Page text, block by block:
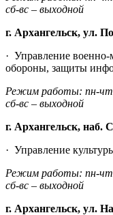
сб-вс – выходной
г. Архангельск, ул.
· Управление
обороны, защиты
Режим работы: пн-чт
сб-вс – выходной
г. Архангельск, наб.
· Управление
Режим работы: пн-чт
сб-вс – выходной
г. Архангельск, ул.